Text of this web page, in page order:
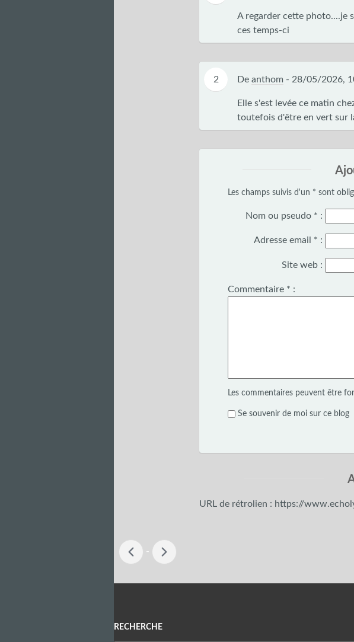
A regarder cette photo....je
ces temps-ci
2 De anthom - 28/05/2026,
Elle s'est levée ce matin
toutefois d'être en vert sur
Les champs suivis d'un * sont
Nom ou pseudo * :
Adresse email * :
Site web :
Commentaire * :
Les commentaires peuvent être
Se souvenir de moi sur ce blog
URL de rétrolien : https://
-
Menu
RECHERCHE